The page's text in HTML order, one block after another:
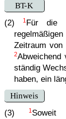
BT-K
(2)
1 Für die
Zeitraum
2Abweichend
ständig
haben, ein
Hinweis
(3)
1 Soweit